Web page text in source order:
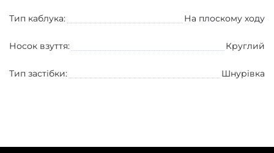
Тип каблука: На плоскому ходу
Носок взуття: Круглий
Тип застібки: Шнурівка